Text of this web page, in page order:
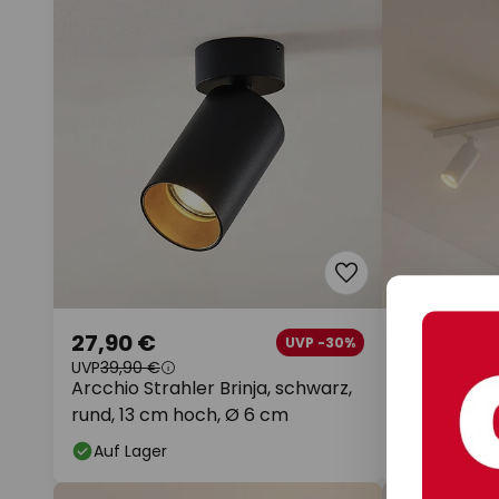
Arcchio Strahler Brinja, schwarz,
rund, 13 cm hoch, Ø 6 cm
27,90 € UVP -30%
UVP39,90 €
Auf Lager
Arcchio
Slim, weiß,
Auf Lager